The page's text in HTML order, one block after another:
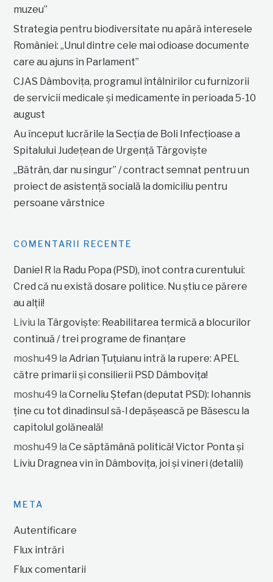
muzeu”
Strategia pentru biodiversitate nu apără interesele
României: „Unul dintre cele mai odioase documente
care au ajuns în Parlament”
CJAS Dâmbovița, programul întâlnirilor cu furnizorii
de servicii medicale și medicamente în perioada 5-10
august
Au început lucrările la Secția de Boli Infecțioase a
Spitalului Județean de Urgență Târgoviște
„Bătrân, dar nu singur” / contract semnat pentru un
proiect de asistență socială la domiciliu pentru
persoane vârstnice
COMENTARII RECENTE
Daniel R la Radu Popa (PSD), înot contra curentului:
Cred că nu există dosare politice. Nu știu ce părere
au alții!
Liviu la Târgoviște: Reabilitarea termică a blocurilor
continuă / trei programe de finanțare
moshu49 laAdrian Țuțuianu intră la rupere: APEL
către primarii și consilierii PSD Dâmbovița!
moshu49 laCorneliu Ștefan (deputat PSD): Iohannis
ține cu tot dinadinsul să-l depășească pe Băsescu la
capitolul golăneală!
moshu49 laCe săptămână politică! Victor Ponta și
Liviu Dragnea vin în Dâmbovița, joi și vineri (detalii)
META
Autentificare
Flux intrări
Flux comentarii